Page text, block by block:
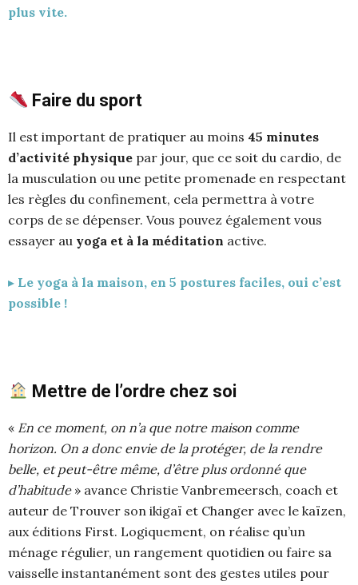
plus vite.
Faire du sport
Il est important de pratiquer au moins 45 minutes
d’activité physique par jour, que ce soit du cardio, de
la musculation ou une petite promenade en respectant
les règles du confinement, cela permettra à votre
corps de se dépenser. Vous pouvez également vous
essayer au yoga et à la méditation active.
▸ Le yoga à la maison, en 5 postures faciles, oui c’est
possible !
Mettre de l’ordre chez soi
« En ce moment, on n’a que notre maison comme
horizon. On a donc envie de la protéger, de la rendre
belle, et peut-être même, d’être plus ordonné que
d’habitude» avance Christie Vanbremeersch, coach et
auteur de Trouver son ikigaï et Changer avec le kaïzen,
aux éditions First. Logiquement, on réalise qu’un
ménage régulier, un rangement quotidien ou faire sa
vaisselle instantanément sont des gestes utiles pour